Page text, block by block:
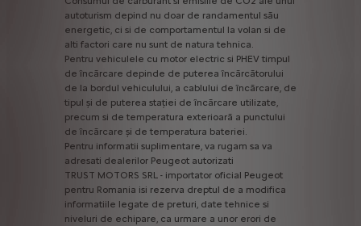
autoturism depind nu doar de randamentul său
energetic, ci si de comportamentul la volan si de
alti factori care nu sunt de natura tehnica.
Pentru vehiculele cu motor electric si PHEV timpul
de încărcare depinde de puterea încărcătorului
de la bordul vehiculului, a cablului de încărcare, de
tipul și de puterea stației de încărcare utilizate,
precum si de temperatura exterioară a punctului
de încărcare și de temperatura bateriei.
Pentru informatii suplimentare, va rugam sa va
adresati dealerilor Peugeot autorizati
TRUST MOTORS SRL - importator oficial Peugeot
pentru Romania isi rezerva dreptul de a modifica
informatiile legate de preturi, date tehnice si
niveluri de echipare, ca urmare a unor erori de